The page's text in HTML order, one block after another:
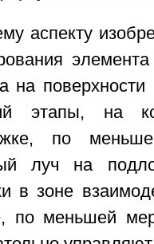
аспекту
на
этапы, на
по
луч на
в зоне
по меньшей